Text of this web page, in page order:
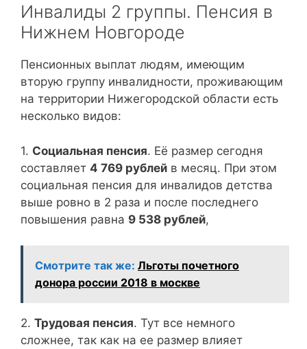
Инвалиды 2 группы. Пенсия в
Нижнем Новгороде
Пенсионных выплат людям, имеющим
вторую группу инвалидности, проживающим
на территории Нижегородской области есть
несколько видов:
1. Социальная пенсия. Её размер сегодня
составляет 4 769 рублей в месяц. При этом
социальная пенсия для инвалидов детства
выше ровно в 2 раза и после последнего
повышения равна 9 538 рублей,
Смотрите так же: Льготы почетного
донора россии 2018 в москве
2. Трудовая пенсия. Тут все немного
сложнее, так как на ее размер влияет